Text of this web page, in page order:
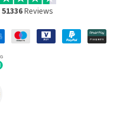
51336Reviews